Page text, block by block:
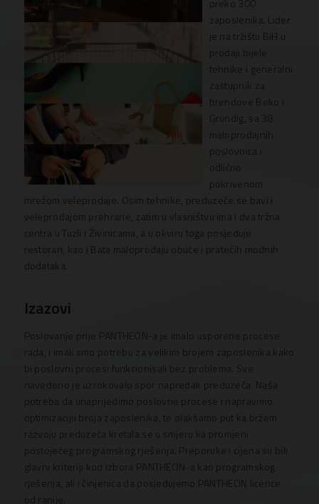
preko 300
zaposlenika. Lider
je na tržištu BiH u
prodaji bijele
tehnike i generalni
zastupnik za
brendove Beko i
Grundig, sa 38
maloprodajnih
poslovnica i
odlično
pokrivenom
mrežom veleprodaje. Osim tehnike, preduzeće se bavi i
veleprodajom prehrane, zatim u vlasništvu ima i dva tržna
centra u Tuzli i Živinicama, a u okviru toga posjeduje
restoran, kao i Bata maloprodaju obuće i pratećih modnih
dodataka.
Izazovi
Poslovanje prije PANTHEON-a je imalo usporene procese
rada, i imali smo potrebu za velikim brojem zaposlenika kako
bi poslovni procesi funkcionisali bez problema. Sve
navedeno je uzrokovalo spor napredak preduzeća. Naša
potreba da unaprijedimo poslovne procese i napravimo
optimizaciju broja zaposlenika, te olakšamo put ka bržem
razvoju preduzeća kretala se u smjeru ka promjeni
postojećeg programskog rješenja. Preporuke i cijena su bili
glavni kriteriji kod izbora PANTHEON-a kao programskog
rješenja, ali i činjenica da posjedujemo PANTHEON licence
od ranije.